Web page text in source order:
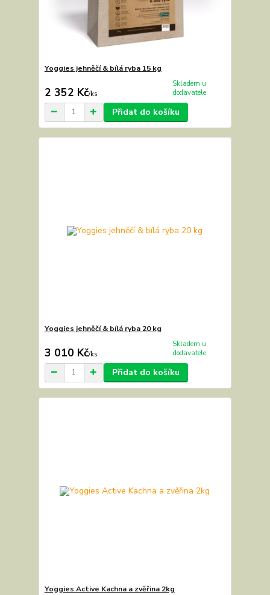
Yoggies jehněčí & bílá ryba 15 kg
2 352 Kč/ks
Skladem u
dodavatele
Přidat do košíku
Yoggies jehněčí & bílá ryba 20 kg
3 010 Kč/ks
Skladem u
dodavatele
Přidat do košíku
Yoggies Active Kachna a zvěřina 2kg